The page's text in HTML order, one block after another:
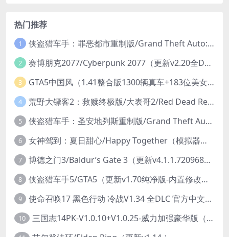
热门推荐
1 侠盗猎车手：罪恶都市重制版/Grand Theft Auto: Vice City – The Definitive Edition
2 赛博朋克2077/Cyberpunk 2077（更新v2.20全DLC）
3 GTA5中国风（1.41整合版1300辆真车+183位美女与英雄+200%存档）
4 荒野大镖客2：救赎终极版/大表哥2/Red Dead Redemption 2: Ultimate Edition（更新v1491.50终极版）
5 侠盗猎车手：圣安地列斯重制版/Grand Theft Auto: San Andreas – The Definitive Edition（更新v1.113.49697469）
6 女神驾到：夏日甜心/Happy Together（模拟器版-升级豪华终极珍藏版+全DLC）
7 博德之门3/Baldur’s Gate 3（更新v4.1.1.7209685）
8 侠盗猎车手5/GTA5（更新v1.70纯净版-内置修改器+通关存档）
9 使命召唤17 黑色行动 冷战V1.34 全DLC 官方中文版COD17
10 三国志14PK-V1.0.10+V1.0.25-威力加强豪华版（武将面容套装-全DLC+季票+特典+中文语音+编辑修改器）